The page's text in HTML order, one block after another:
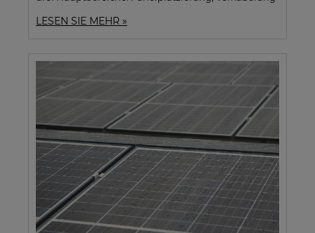
und elektrische Anschlüsse sowie Auswahl und
die optimale Modulausrichtung, die Vermeidung
von Verschattungen, die Auswahl geeigneter Kabel,
den richtigen Anschluss von Modulen, den Schutz
vor Witterungseinflüssen, die richtige Einstellung
der Wechselrichterleistung sowie deren richtige
Konfiguration und Platzierung.
LESEN SIE MEHR »